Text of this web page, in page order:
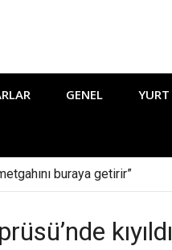
GENEL YURT
buraya getirir”
kıyıldı